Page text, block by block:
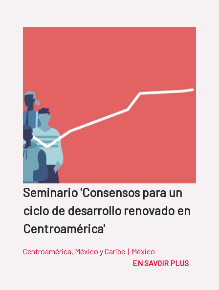
Seminario 'Consensos para un
ciclo de desarrollo renovado en
Centroamérica'
Centroamérica, México y Caribe | México
EN SAVOIR PLUS